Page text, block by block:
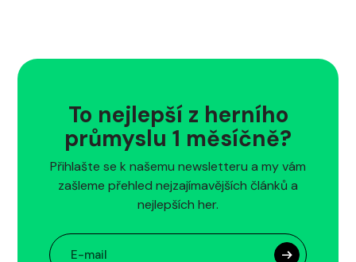
To nejlepší z herního
průmyslu 1 měsíčně?
Přihlašte se k našemu newsletteru a my vám
zašleme přehled nejzajímavějších článků a
nejlepších her.